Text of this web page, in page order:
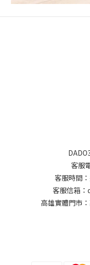
客服
客服時間
客服信箱
高雄實體門市